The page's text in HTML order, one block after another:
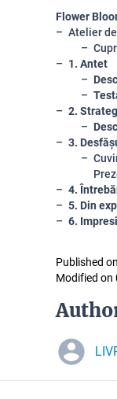
Flower
Atelier
1. Antet
2.
3.
4.
5. Din
6.
Published
Modified on